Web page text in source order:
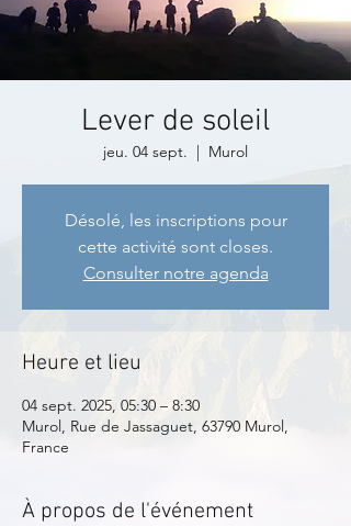
Lever de soleil
jeu. 04 sept.
  |
Murol
Désolé, les inscriptions pour
cette activité sont closes.
Consulter notre agenda
Heure et lieu
04 sept. 2025, 05:30 – 8:30
Murol, Rue de Jassaguet, 63790 Murol,
France
À propos de l'événement